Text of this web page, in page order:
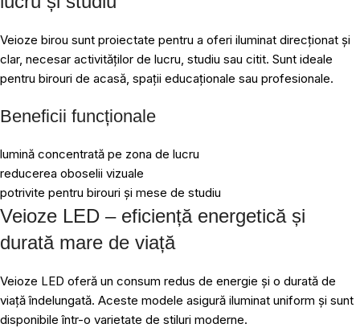
Veioze birou sunt proiectate pentru a oferi iluminat direcționat și
clar, necesar activităților de lucru, studiu sau citit. Sunt ideale
pentru birouri de acasă, spații educaționale sau profesionale.
Beneficii funcționale
lumină concentrată pe zona de lucru
reducerea oboselii vizuale
potrivite pentru birouri și mese de studiu
Veioze LED – eficiență energetică și
durată mare de viață
Veioze LED oferă un consum redus de energie și o durată de
viață îndelungată. Aceste modele asigură iluminat uniform și sunt
disponibile într-o varietate de stiluri moderne.